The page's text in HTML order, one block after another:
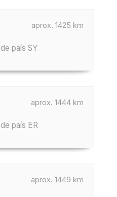
aprox. 1425 km
país SY
aprox. 1444 km
país ER
aprox. 1449 km